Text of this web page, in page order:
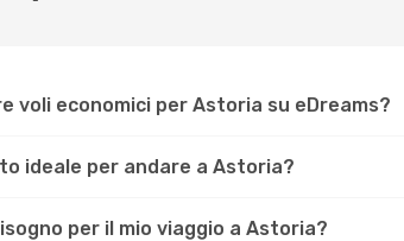
voli economici per Astoria su eDreams?
ideale per andare a Astoria?
per il mio viaggio a Astoria?